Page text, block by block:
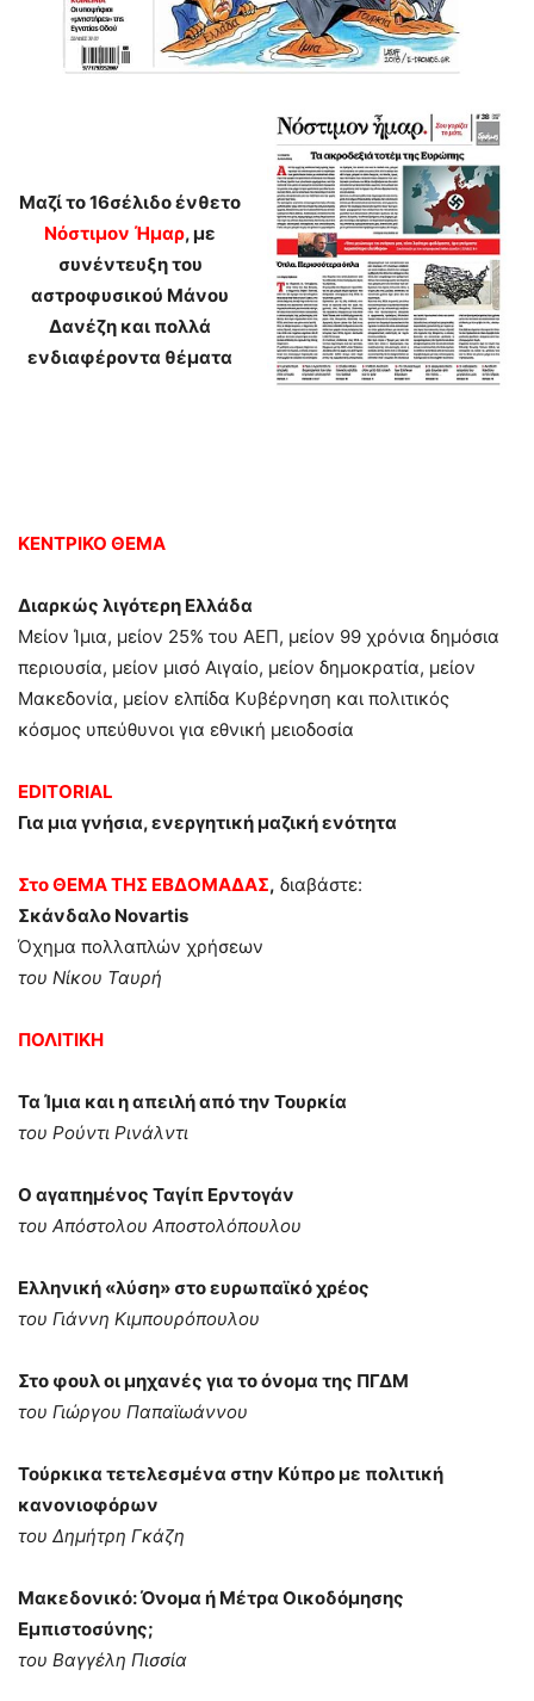
Μαζί το 16σέλιδο ένθετο
Νόστιμον Ήμαρ, με
συνέντευξη του
αστροφυσικού Μάνου
Δανέζη και πολλά
ενδιαφέροντα θέματα
ΚΕΝΤΡΙΚΟ ΘΕΜΑ
Διαρκώς λιγότερη Ελλάδα
Μείον Ίμια, μείον 25% του ΑΕΠ, μείον 99 χρόνια δημόσια
περιουσία, μείον μισό Αιγαίο, μείον δημοκρατία, μείον
Μακεδονία, μείον ελπίδα Κυβέρνηση και πολιτικός
κόσμος υπεύθυνοι για εθνική μειοδοσία
EDITORIAL
Για μια γνήσια, ενεργητική μαζική ενότητα
Στο ΘΕΜΑ ΤΗΣ ΕΒΔΟΜΑΔΑΣ, διαβάστε:
Σκάνδαλο Novartis
Όχημα πολλαπλών χρήσεων
του Νίκου Ταυρή
ΠΟΛΙΤΙΚΗ
Τα Ίμια και η απειλή από την Τουρκία
του Ρούντι Ρινάλντι
Ο αγαπημένος Ταγίπ Ερντογάν
του Απόστολου Αποστολόπουλου
Ελληνική «λύση» στο ευρωπαϊκό χρέος
του Γιάννη Κιμπουρόπουλου
Στο φουλ οι μηχανές για το όνομα της ΠΓΔΜ
του Γιώργου Παπαϊωάννου
Τούρκικα τετελεσμένα στην Κύπρο με πολιτική
κανονιοφόρων
του Δημήτρη Γκάζη
Μακεδονικό: Όνομα ή Μέτρα Οικοδόμησης
Εμπιστοσύνης;
του Βαγγέλη Πισσία